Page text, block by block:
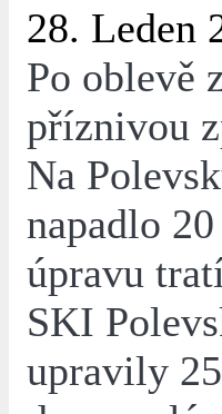
28. Leden
Po oblevě
příznivou
Na
napadlo
úpravu
SKI
upravily